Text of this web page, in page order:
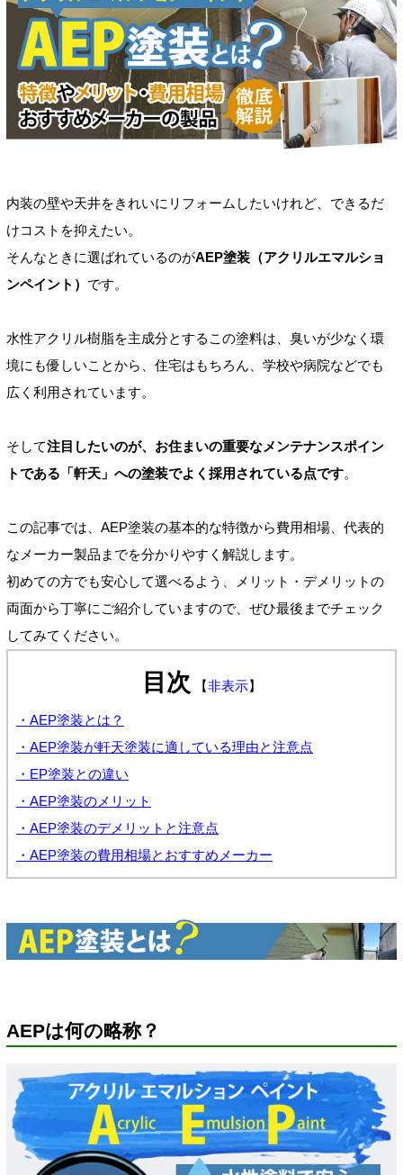
内装の壁や天井をきれいにリフォームしたいけれど、できるだ
けコストを抑えたい。
そんなときに選ばれているのがAEP塗装（アクリルエマルショ
ンペイント） です。
水性アクリル樹脂を主成分とするこの塗料は、臭いが少なく環
境にも優しいことから、住宅はもちろん、学校や病院などでも
広く利用されています。
そして注目したいのが、お住まいの重要なメンテナンスポイン
トである「軒天」への塗装でよく採用されている点です。
この記事では、AEP塗装の基本的な特徴から費用相場、代表的
なメーカー製品までを分かりやすく解説します。
初めての方でも安心して選べるよう、メリット・デメリットの
両面から丁寧にご紹介していますので、ぜひ最後までチェック
してみてください。
目次 【非表示】
・AEP塗装とは？
・AEP塗装が軒天塗装に適している理由と注意点
・EP塗装との違い
・AEP塗装のメリット
・AEP塗装のデメリットと注意点
・AEP塗装の費用相場とおすすめメーカー
AEPは何の略称？